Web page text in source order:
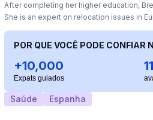
After completing her higher education,
She is an expert on relocation issues in
POR QUE VOCÊ PODE CONFIAR
+10,000
Expats guiados
Saúde Espanha